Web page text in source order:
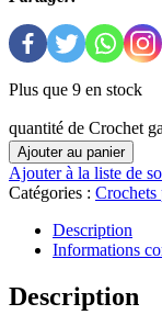
Plus que 9 en stock
quantité de Crochet
Ajouter au panier
Ajouter à la liste de
Catégories : Crochets
Description
Informations
Description